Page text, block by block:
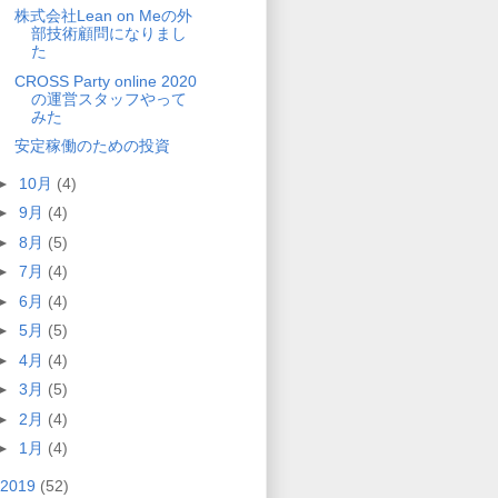
株式会社Lean on Meの外
部技術顧問になりまし
た
CROSS Party online 2020
の運営スタッフやって
みた
安定稼働のための投資
10月 (4)
9月 (4)
8月 (5)
7月 (4)
6月 (4)
5月 (5)
4月 (4)
3月 (5)
2月 (4)
1月 (4)
2019 (52)